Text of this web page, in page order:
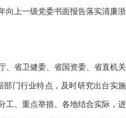
向上一级党委书面报告落实清廉浙
省卫健委、省国资委、省直机关
部门行业特点，及时研究出台实施
工、重点举措。各地结合实际，进